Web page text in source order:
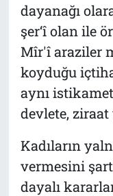
dayanağı
şer‘î olan ile
Mîr'î araziler
koyduğu
aynı
devlete,
Kadıların
vermesini
dayalı